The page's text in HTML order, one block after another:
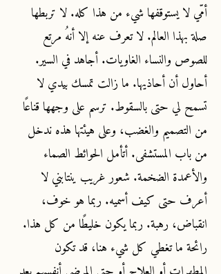
أمّي لا يستوقفها شيء من هذا كله. لا تربطها
صلة بهذا العالم. لا تعرف عنه إلا أنهُ مرتع
للصوص والنساء الغاويات. أجاهد في السير.
أحاول أن أحاذيها. ما زالت تمسك بيدي لا
تسمح لي حتى بالسقوط. ترسم على وجهها قناعًا
من التصميم والغضب، وعلى هيئتها هذه ندخل
من باب المستشفى. أتأمل الحوائط الصماء
والأعمدة الضخمة. شعور غريب ينتابني لا
أعرف حتى كيف أسميه. ربما هو خوف،
انقباض، رهبة. ربما يكون خليطًا من كل هذا.
رائحة ما تغطي كل شيء هنا، قد تكون